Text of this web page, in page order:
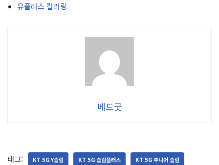
유플러스 컬러링
베드굿
태그: KT 5G Y슬림 KT 5G 슬림플러스 KT 5G 주니어 슬림